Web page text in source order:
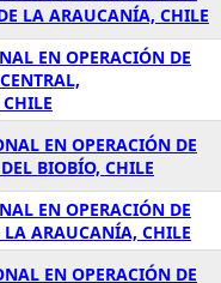
LA ARAUCANÍA, CHILE
EN OPERACIÓN DE
EN OPERACIÓN DE
BIOBÍO, CHILE
EN OPERACIÓN DE
LA ARAUCANÍA, CHILE
EN OPERACIÓN DE